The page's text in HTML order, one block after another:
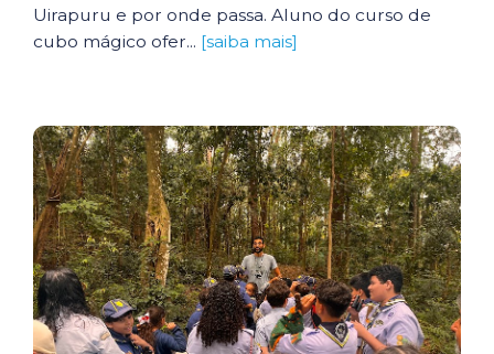
Uirapuru e por onde passa. Aluno do curso de
cubo mágico ofer... [saiba mais]